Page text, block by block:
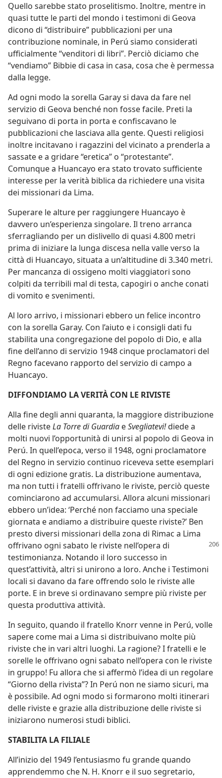
Quello sarebbe stato proselitismo. Inoltre, mentre in
quasi tutte le parti del mondo i testimoni di Geova
dicono di “distribuire” pubblicazioni per una
contribuzione nominale, in Perú siamo considerati
ufficialmente “venditori di libri”. Perciò diciamo che
“vendiamo” Bibbie di casa in casa, cosa che è permessa
dalla legge.
Ad ogni modo la sorella Garay si dava da fare nel
servizio di Geova benché non fosse facile. Preti la
seguivano di porta in porta e confiscavano le
pubblicazioni che lasciava alla gente. Questi religiosi
inoltre incitavano i ragazzini del vicinato a prenderla a
sassate e a gridare “eretica” o “protestante”.
Comunque a Huancayo era stato trovato sufficiente
interesse per la verità biblica da richiedere una visita
dei missionari da Lima.
Superare le alture per raggiungere Huancayo è
davvero un’esperienza singolare. Il treno arranca
sferragliando per un dislivello di quasi 4.800 metri
prima di iniziare la lunga discesa nella valle verso la
città di Huancayo, situata a un’altitudine di 3.340 metri.
Per mancanza di ossigeno molti viaggiatori sono
colpiti da terribili mal di testa, capogiri o anche conati
di vomito e svenimenti.
Al loro arrivo, i missionari ebbero un felice incontro
con la sorella Garay. Con l’aiuto e i consigli dati fu
stabilita una congregazione del popolo di Dio, e alla
fine dell’anno di servizio 1948 cinque proclamatori del
Regno facevano rapporto del servizio di campo a
Huancayo.
DIFFONDIAMO LA VERITÀ CON LE RIVISTE
Alla fine degli anni quaranta, la maggiore distribuzione
delle rivisteLa Torre di Guardia eSvegliatevi!diede a
molti nuovi l’opportunità di unirsi al popolo di Geova in
Perú. In quell’epoca, verso il 1948, ogni proclamatore
del Regno in servizio continuo riceveva sette esemplari
di ogni edizione gratis. La distribuzione aumentava,
ma non tutti i fratelli offrivano le riviste, perciò queste
cominciarono ad accumularsi. Allora alcuni missionari
ebbero un’idea: ‘Perché non facciamo una speciale
giornata e andiamo a distribuire queste riviste?’ Ben
presto diversi missionari della zona di Rimac a Lima
offrivano ogni sabato le riviste nell’opera di
testimonianza. Notando il loro successo in
quest’attività, altri si unirono a loro. Anche i Testimoni
locali si davano da fare offrendo solo le riviste alle
porte. E in breve si ordinavano sempre più riviste per
questa produttiva attività.
In seguito, quando il fratello Knorr venne in Perú, volle
sapere come mai a Lima si distribuivano molte più
riviste che in vari altri luoghi. La ragione? I fratelli e le
sorelle le offrivano ogni sabato nell’opera con le riviste
in gruppo! Fu allora che si affermò l’idea di un regolare
“Giorno della rivista”? In Perú non ne siamo sicuri, ma
è possibile. Ad ogni modo si formarono molti itinerari
delle riviste e grazie alla distribuzione delle riviste si
iniziarono numerosi studi biblici.
STABILITA LA FILIALE
All’inizio del 1949 l’entusiasmo fu grande quando
apprendemmo che N. H. Knorr e il suo segretario,